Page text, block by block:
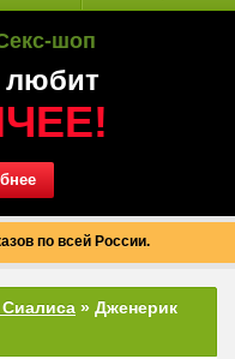
шоп
любит
по всей России.
» Дженерик